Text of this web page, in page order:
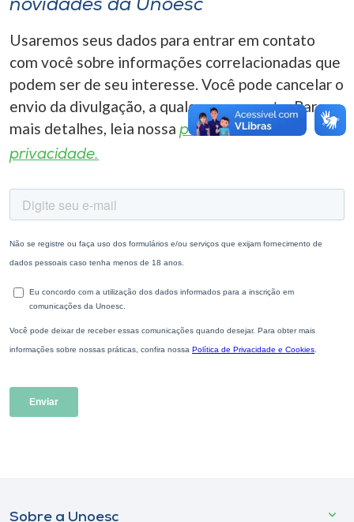
A-
novidades da Unoesc
Usaremos seus dados para entrar em contato
com você sobre informações correlacionadas que
podem ser de seu interesse. Você pode cancelar o
envio da divulgação, a qualquer momento. Para
mais detalhes, leia nossa política de
privacidade.
Sobre a Unoesc